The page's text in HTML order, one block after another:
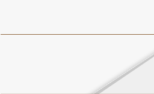
promieniujących świateł. To jest Inlé